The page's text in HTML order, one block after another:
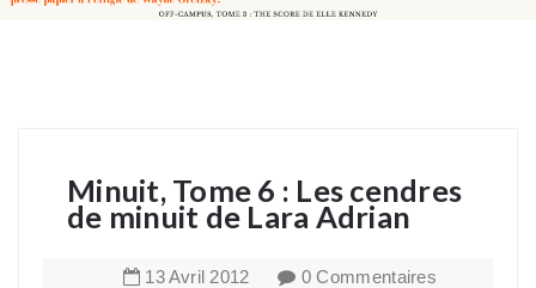
Minuit, Tome 6 : Les cendres
de minuit de Lara Adrian
13Avril 2012 0 Commentaires